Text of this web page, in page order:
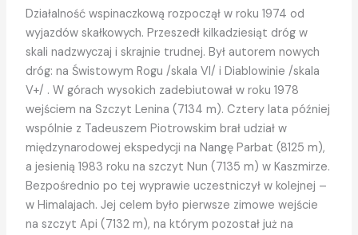
Działalność wspinaczkową rozpoczął w roku 1974 od
wyjazdów skałkowych. Przeszedł kilkadziesiąt dróg w
skali nadzwyczaj i skrajnie trudnej. Był autorem nowych
dróg: na Świstowym Rogu /skala VI/ i Diablowinie /skala
V+/ . W górach wysokich zadebiutował w roku 1978
wejściem na Szczyt Lenina (7134 m). Cztery lata później
wspólnie z Tadeuszem Piotrowskim brał udział w
międzynarodowej ekspedycji na Nangę Parbat (8125 m),
a jesienią 1983 roku na szczyt Nun (7135 m) w Kaszmirze.
Bezpośrednio po tej wyprawie uczestniczył w kolejnej –
w Himalajach. Jej celem było pierwsze zimowe wejście
na szczyt Api (7132 m), na którym pozostał już na